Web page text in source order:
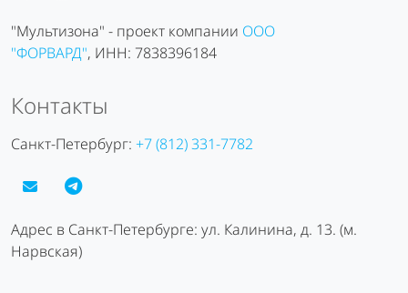
Контакты
Санкт-Петербург: +7 (812) 331-7782
Адрес в Санкт-Петербурге: ул. Калинина, д. 13. (м.
Нарвская)
"Мультизона" - проект компании ООО
"ФОРВАРД", ИНН: 7838396184